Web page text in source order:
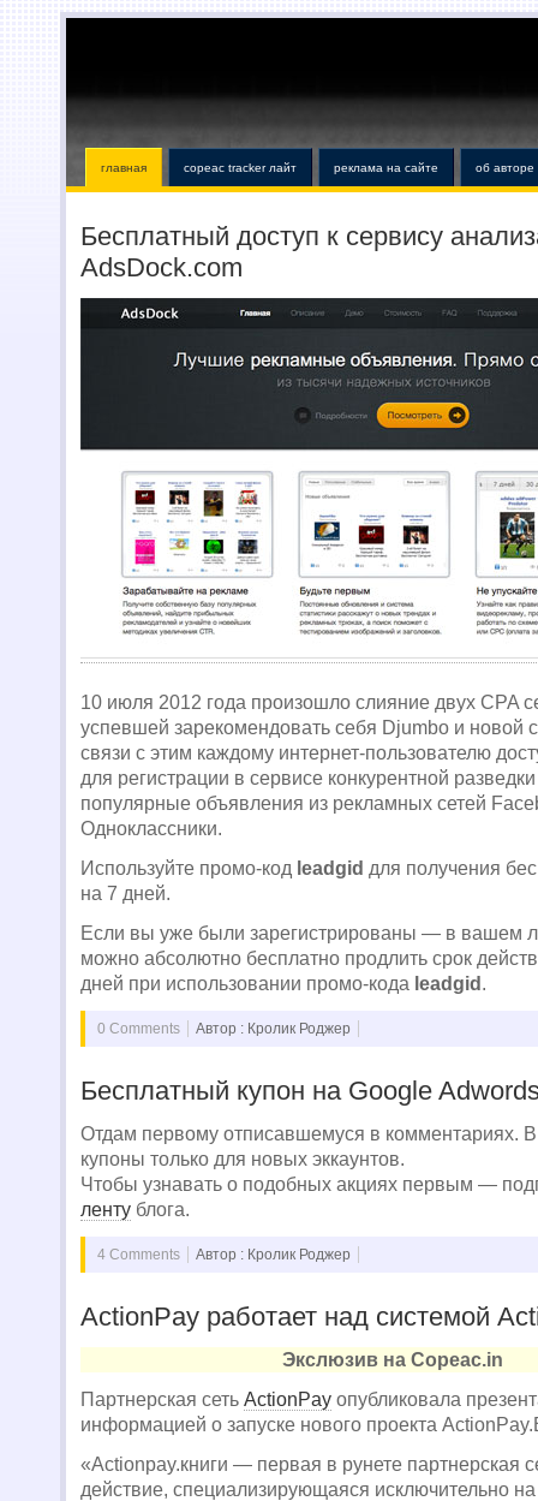
главная copeac tracker лайт реклама на сайте об авторе
Бесплатный доступ к сервису
AdsDock.com
10 июля 2012 года произошло слияние двух CPA
успевшей зарекомендовать себя Djumbo и новой
связи с этим каждому интернет-пользователю
для регистрации в сервисе конкурентной
популярные объявления из рекламных сетей
Одноклассники.
Используйте промо-код leadgid для получения
на 7 дней.
Если вы уже были зарегистрированы — в вашем
можно абсолютно бесплатно продлить срок
дней при использовании промо-кода leadgid .
0 Comments Автор : Кролик Роджер
Бесплатный купон на Google
Отдам первому отписавшемуся в комментариях.
купоны только для новых эккаунтов.
Чтобы узнавать о подобных акциях первым —
ленту блога.
4 Comments Автор : Кролик Роджер
ActionPay работает над системой
Экслюзив на Copeac.in
Партнерская сеть ActionPay опубликовала
информацией о запуске нового проекта
«Actionpay.книги — первая в рунете партнерская
действие, специализирующаяся исключительно